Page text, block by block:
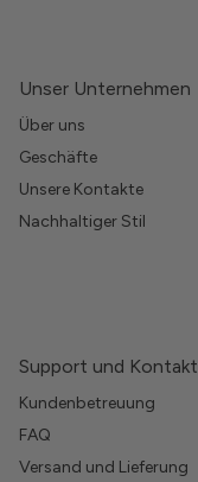
Unser Unternehmen
Über uns
Geschäfte
Unsere Kontakte
Nachhaltiger Stil
Support und Kontakt
Kundenbetreuung
FAQ
Versand und Lieferung